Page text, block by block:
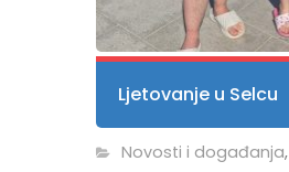
Ljetovanje u Selcu
Novosti i događanja,